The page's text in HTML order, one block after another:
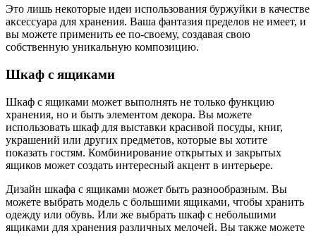
Это лишь некоторые идеи использования буржуйки в качестве
аксессуара для хранения. Ваша фантазия пределов не имеет, и
вы можете применить ее по-своему, создавая свою
собственную уникальную композицию.
Шкаф с ящиками
Шкаф с ящиками может выполнять не только функцию
хранения, но и быть элементом декора. Вы можете
использовать шкаф для выставки красивой посуды, книг,
украшений или других предметов, которые вы хотите
показать гостям. Комбинирование открытых и закрытых
ящиков может создать интересный акцент в интерьере.
Дизайн шкафа с ящиками может быть разнообразным. Вы
можете выбрать модель с большими ящиками, чтобы хранить
одежду или обувь. Или же выбрать шкаф с небольшими
ящиками для хранения различных мелочей. Вы также можете